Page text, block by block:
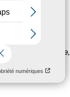
globale
et parfois
universitaire,